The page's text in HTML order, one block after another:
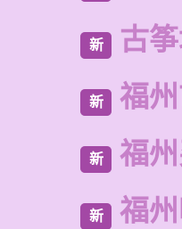
新 古
新 福
新 福
新 福